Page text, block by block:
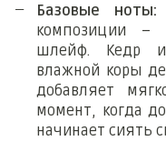
Базовые ноты:
композиции –
шлейф. Кедр
влажной коры
добавляет
момент, когда
начинает сиять